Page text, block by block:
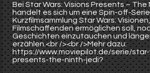
Bei Star Wars: Visions Presents – The
handelt es sich um eine Spin-off-
Kurzfilmsammlung Star Wars:
Filmschaffenden ermöglichen soll,
Geschichten einzutauchen und
erzählen.<br /><br />Mehr dazu:
https://www.moviepilot.de/serie/
presents-the-ninth-jedi?